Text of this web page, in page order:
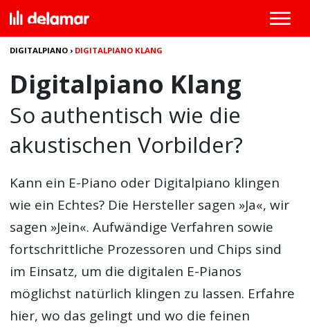
DIGITALPIANO › DIGITALPIANO KLANG
Digitalpiano Klang
So authentisch wie die
akustischen Vorbilder?
Kann ein E-Piano oder Digitalpiano klingen
wie ein Echtes? Die Hersteller sagen »Ja«, wir
sagen »Jein«. Aufwändige Verfahren sowie
fortschrittliche Prozessoren und Chips sind
im Einsatz, um die digitalen E-Pianos
möglichst natürlich klingen zu lassen. Erfahre
hier, wo das gelingt und wo die feinen